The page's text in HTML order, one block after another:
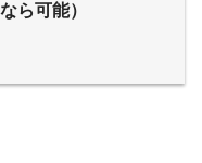
ら可能）